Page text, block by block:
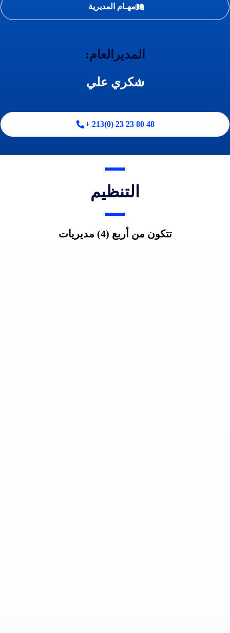
مهـام المديرية
المديرالعام:
شكري علي
48 80 23 23 (0)213 +
التنظيم
تتكون من أربع (4) مديريات